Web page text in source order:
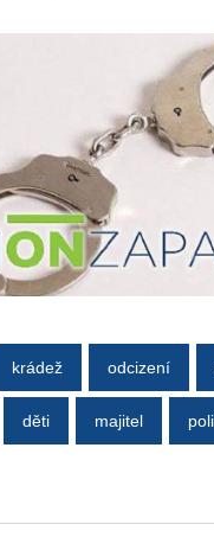
krádež odcizení
děti majitel